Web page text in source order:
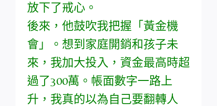
放下了戒心。
後來，他鼓吹我把握「黃金機
會」。想到家庭開銷和孩子未
來，我加大投入，資金最高時超
過了300萬。帳面數字一路上
升，我真的以為自己要翻轉人